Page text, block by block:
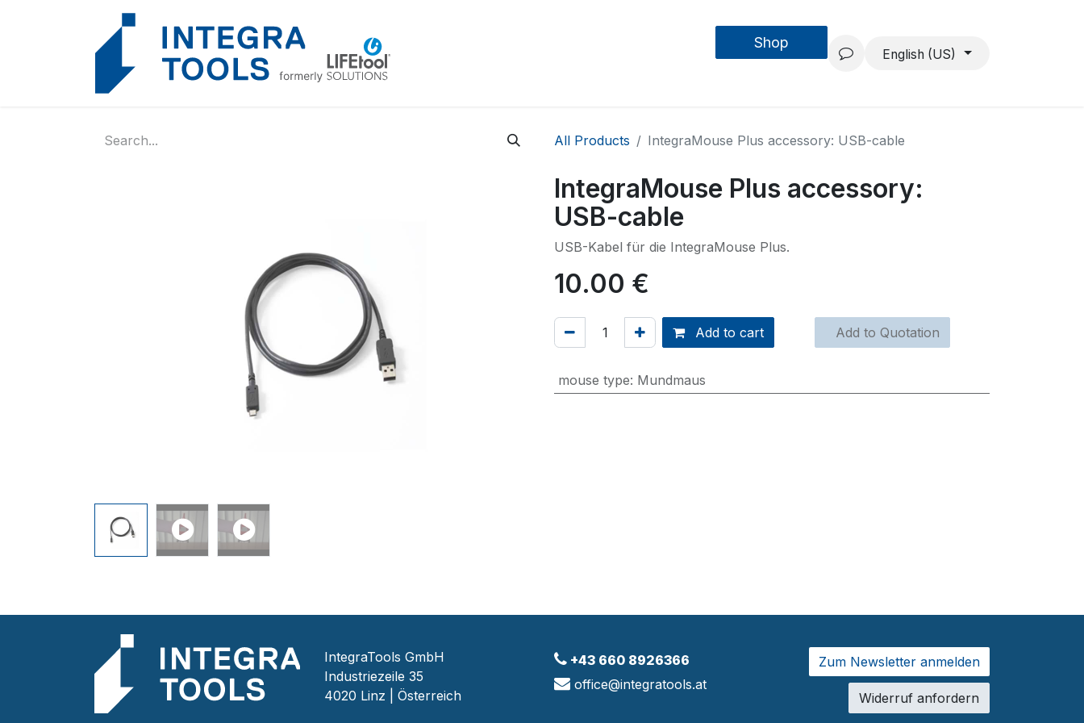
Forschung & Entwicklung Projekte
Shop
English (US)
All Products IntegraMouse Plus accessory: USB-cable
IntegraMouse Plus accessory:
USB-cable
USB-Kabel für die IntegraMouse Plus.
10.00 €
Add to cart Add to Quotation
mouse type: Mundmaus
IntegraTools GmbH
Industriezeile 35
4020 Linz | Österreich
+43 660 8926366
office@integratools.at
Zum Newsletter anmelden
Widerruf anfordern
Cookies management panel